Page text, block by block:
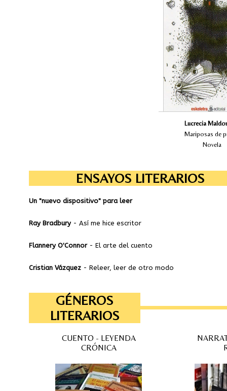
Lucrecia
Mariposas de
Novela
haber escapado
acogida.
desaparecen de
Dos grupos de
comienzan a buscar
los extraños
descubren una
compensaciones
pasado y busca
resolverse para
presente de terror e
segunda vez,
lleva, de la mano
bucear entre
que impresionan
buscan también,
develar las
sombras de la
ENSAYOS LITERARIOS
Un "nuevo dispositivo" para leer
Ray Bradbury- Así me hice escritor
Flannery O'Connor- El arte del cuento
Cristian Vázquez - Releer, leer de otro modo
GÉNEROS
LITERARIOS
CUENTO - LEYENDA
CRÓNICA